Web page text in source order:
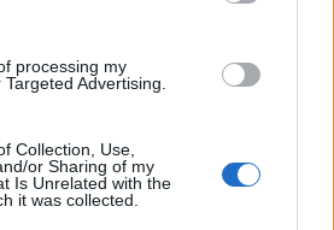
processing my
Advertising.
Collection, Use,
or Sharing of my
Is Unrelated with the
it was collected.